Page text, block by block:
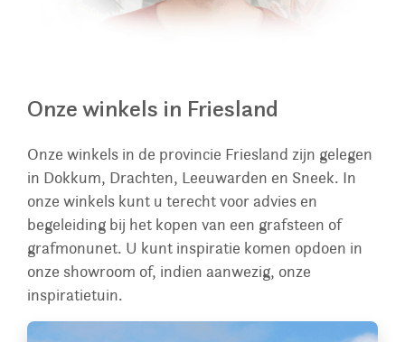
Onze winkels in Friesland
Onze winkels in de provincie Friesland zijn gelegen
in Dokkum, Drachten, Leeuwarden en Sneek. In
onze winkels kunt u terecht voor advies en
begeleiding bij het kopen van een grafsteen of
grafmonunet. U kunt inspiratie komen opdoen in
onze showroom of, indien aanwezig, onze
inspiratietuin.